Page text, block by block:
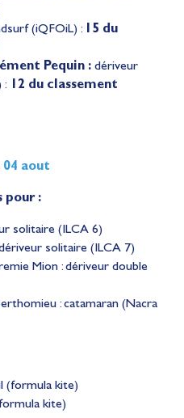
(iQFOiL) : 15 du
Pequin : dériveur
: 12 du classement
aout
pour :
solitaire (ILCA 6)
solitaire (ILCA 7)
Mion : dériveur double
: catamaran (Nacra
(formula kite)
kite)
en or à
le plan